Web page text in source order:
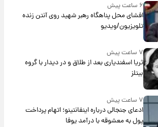
۶ ساعت پیش
افشای محل پناهگاه‌ رهبر شهید روی آنتن زنده
تلویزیون/ویدیو
۷ ساعت پیش
ثریا اسفندیاری بعد از طلاق و در دیدار با گروه
بیتلز
۷ ساعت پیش
ادعای جنجالی درباره اینفانتینو؛ اتهام پرداخت
پول به معشوقه با درآمد یوفا